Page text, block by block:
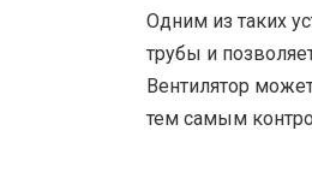
Одним из таких
трубы и
Вентилятор
тем самым